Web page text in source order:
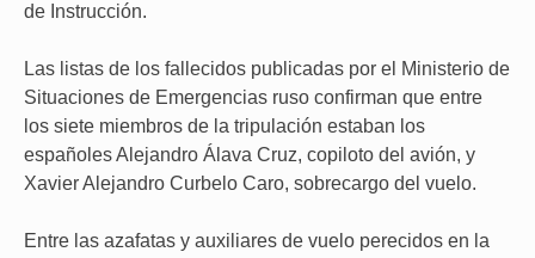
de Instrucción.
Las listas de los fallecidos publicadas por el Ministerio de
Situaciones de Emergencias ruso confirman que entre
los siete miembros de la tripulación estaban los
españoles Alejandro Álava Cruz, copiloto del avión, y
Xavier Alejandro Curbelo Caro, sobrecargo del vuelo.
Entre las azafatas y auxiliares de vuelo perecidos en la